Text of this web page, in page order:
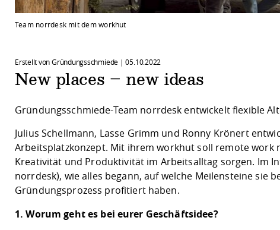
Team norrdesk mit dem workhut
Erstellt von Gründungsschmiede |05.10.2022
New places – new ideas
Gründungsschmiede-Team norrdesk entwickelt flexible
Julius Schellmann, Lasse Grimm und Ronny Krönert
Arbeitsplatzkonzept. Mit ihremworkhutsoll remote work
Kreativität und Produktivität im Arbeitsalltag sorgen. Im
norrdesk), wie alles begann, auf welche Meilensteine sie
Gründungsprozess profitiert haben.
1. Worum geht es bei eurer Geschäftsidee?